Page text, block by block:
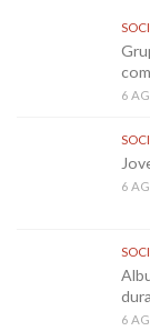
6
6
6